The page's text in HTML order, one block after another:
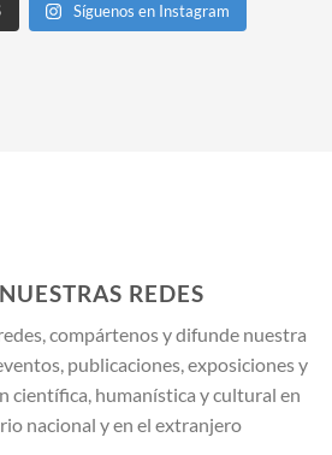
Síguenos en Instagram
REDES
compártenos y difunde nuestra
publicaciones, exposiciones y
científica, humanística y cultural en
nacional y en el extranjero